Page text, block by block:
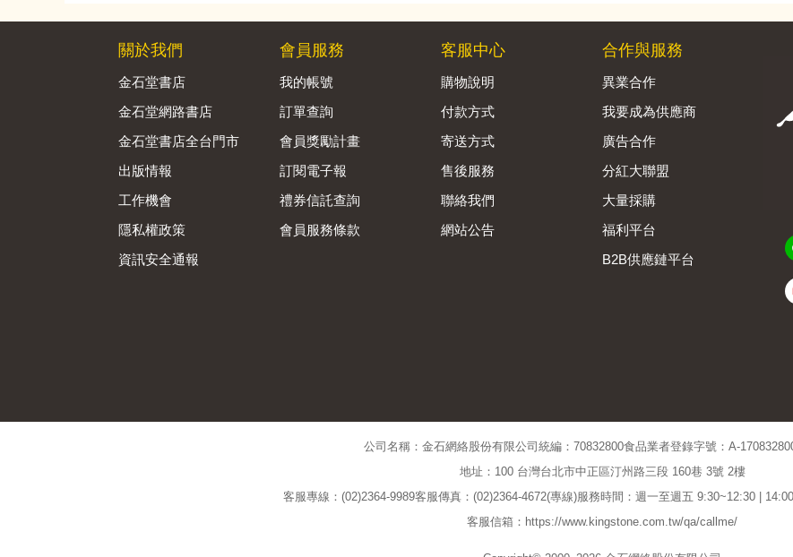
關於我們
金石堂書店
金石堂網路書店
金石堂書店全台門市
出版情報
工作機會
隱私權政策
資訊安全通報
會員服務
我的帳號
訂單查詢
會員獎勵計畫
訂閱電子報
禮券信託查詢
會員服務條款
客服中心
購物說明
付款方式
寄送方式
售後服務
聯絡我們
網站公告
合作與服務
異業合作
我要成為供應商
廣告合作
分紅大聯盟
大量採購
福利平台
B2B供應鏈平台
公司名稱：金石網絡股份有限公司 統編：70832800食品業者登錄字號：A-
地址：100 台灣台北市中正區汀州路三段 160巷 3號 2樓
客服專線：(02)2364-9989客服傳真：(02)2364-4672(專線)服務時間：週一至週五 9:30~12:30 |
客服信箱：https://www.kingstone.com.tw/qa/callme/